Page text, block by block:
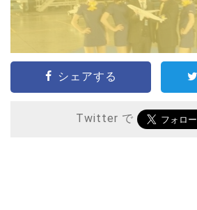
シェアする
Twitter で